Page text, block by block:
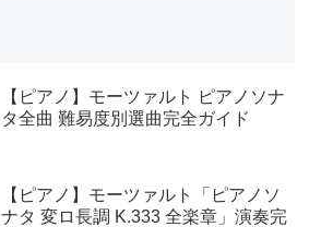
【ピアノ】モーツァルト ピアノソナ
タ全曲 難易度別選曲完全ガイド
【ピアノ】モーツァルト「ピアノソ
ナタ 変ロ長調 K.333 全楽章」演奏完